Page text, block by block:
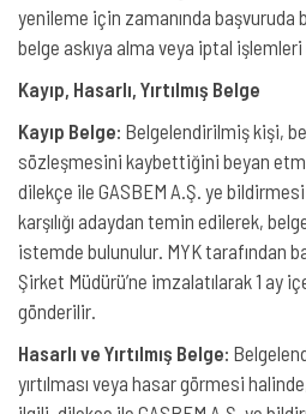
yenileme için zamanında başvuruda
belge askıya alma veya iptal işlemleri
Kayıp, Hasarlı, Yırtılmış Belge
Kayıp Belge: Belgelendirilmiş kişi,
sözleşmesini kaybettiğini beyan
dilekçe ile GASBEM A.Ş. ye
karşılığı adaydan temin edilerek,
istemde bulunulur. MYK tarafından
Şirket Müdürü’ne imzalatılarak 1 ay
gönderilir.
Hasarlı ve Yırtılmış Belge:
yırtılması veya hasar görmesi